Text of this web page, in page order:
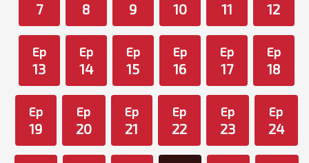
7 8 9 10 11 12
Ep
13
Ep
14
Ep
15
Ep
16
Ep
17
Ep
18
Ep
19
Ep
20
Ep
21
Ep
22
Ep
23
Ep
24